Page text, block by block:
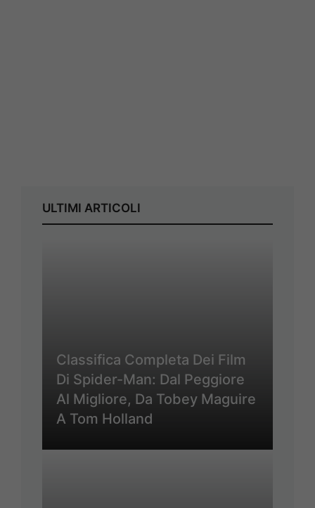
ULTIMI ARTICOLI
Classifica Completa Dei Film
Di Spider-Man: Dal Peggiore
Al Migliore, Da Tobey Maguire
A Tom Holland